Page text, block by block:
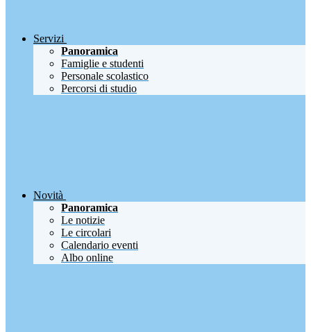
Servizi
Panoramica
Famiglie e studenti
Personale scolastico
Percorsi di studio
Novità
Panoramica
Le notizie
Le circolari
Calendario eventi
Albo online